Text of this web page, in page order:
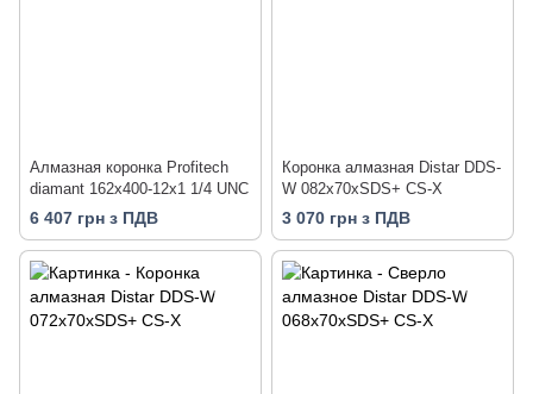
Алмазная коронка Profitech
diamant 162x400-12x1 1/4 UNC
6 407 грн з ПДВ
Коронка алмазная Distar DDS-
W 082x70xSDS+ CS-X
3 070 грн з ПДВ